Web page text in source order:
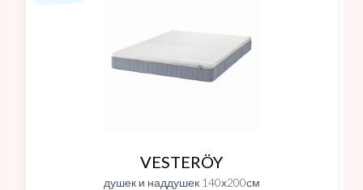
VESTERÖY
душек и наддушек 140х200см